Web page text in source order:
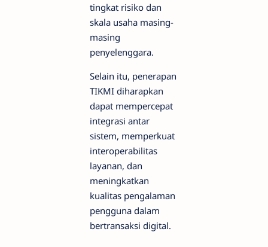
tingkat risiko dan
skala usaha masing-
masing
penyelenggara.
Selain itu, penerapan
TIKMI diharapkan
dapat mempercepat
integrasi antar
sistem, memperkuat
interoperabilitas
layanan, dan
meningkatkan
kualitas pengalaman
pengguna dalam
bertransaksi digital.